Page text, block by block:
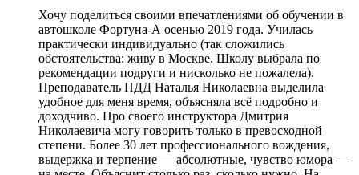
Хочу поделиться своими впечатлениями об обучении в
автошколе Фортуна-А осенью 2019 года. Училась
практически индивидуально (так сложились
обстоятельства: живу в Москве. Школу выбрала по
рекомендации подруги и нисколько не пожалела).
Преподаватель ПДД Наталья Николаевна выделила
удобное для меня время, объясняла всё подробно и
доходчиво. Про своего инструктора Дмитрия
Николаевича могу говорить только в превосходной
степени. Более 30 лет профессионального вождения,
выдержка и терпение — абсолютные, чувство юмора —